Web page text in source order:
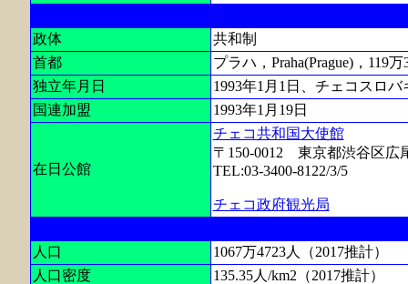
政体
共和制
首都
プラハ，Praha(Prague)，119
独立年月日
1993年1月1日、チェコスロバ
国連加盟
1993年1月19日
在日公館
チェコ共和国大使館
〒150-0012 東京都渋谷区広
TEL:03-3400-8122/3/5
チェコ政府観光局
人口
1067万4723人（2017推計）
人口密度
135.35人/km2（2017推計）